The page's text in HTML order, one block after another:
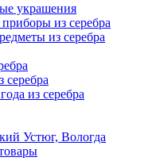
украшения
из серебра
из серебра
серебра
из серебра
Устюг, Вологда